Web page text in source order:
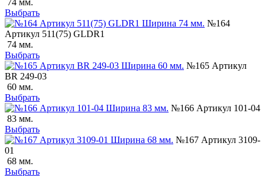
Выбрать
№164
Артикул 511(75) GLDR1
74 мм.
Выбрать
№165 Артикул
BR 249-03
60 мм.
Выбрать
№166 Артикул 101-04
83 мм.
Выбрать
№167 Артикул 3109-
01
68 мм.
Выбрать